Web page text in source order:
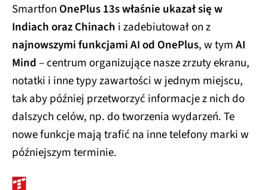
Smartfon OnePlus 13s właśnie ukazał się w
Indiach oraz Chinach i zadebiutował on z
najnowszymi funkcjami AI od OnePlus, w tymAI
Mind– centrum organizujące nasze zrzuty ekranu,
notatki i inne typy zawartości w jednym miejscu,
tak aby później przetworzyć informacje z nich do
dalszych celów, np. do tworzenia wydarzeń. Te
nowe funkcje mają trafić na inne telefony marki w
późniejszym terminie.